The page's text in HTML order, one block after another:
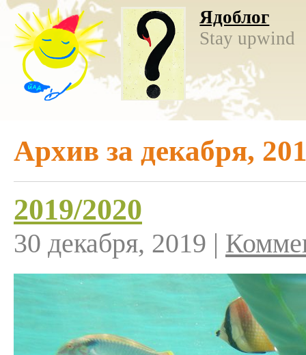
Ядоблог
Stay upwind
Архив за декабря,
2019/2020
30 декабря, 2019 |